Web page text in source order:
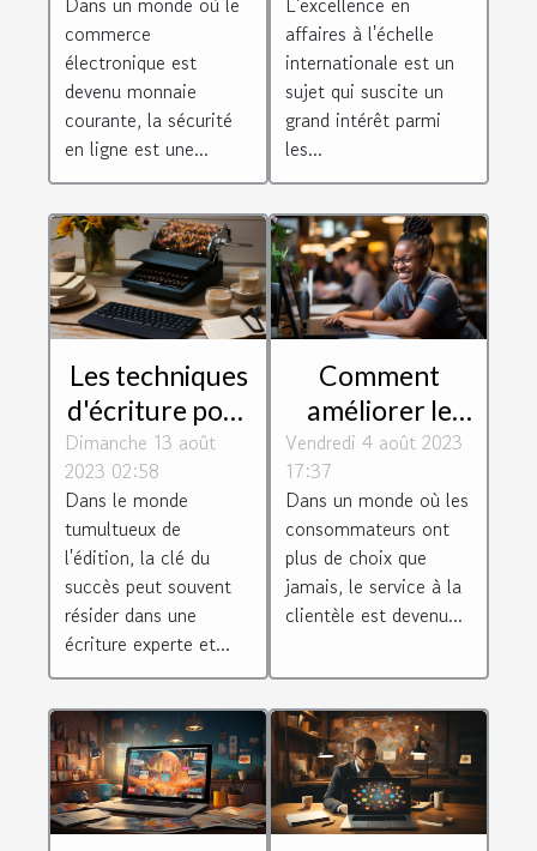
sécurisée
commerce
électronique est
devenu monnaie
courante, la sécurité
en ligne est une...
affaires à l'échelle
internationale est un
sujet qui suscite un
grand intérêt parmi
les...
Les techniques
d'écriture pour
un magazine
réussi
Dimanche 13 août
2023 02:58
Dans le monde
tumultueux de
l'édition, la clé du
succès peut souvent
résider dans une
écriture experte et...
Comment
améliorer le
service client
de votre
entreprise
Vendredi 4 août 2023
17:37
Dans un monde où les
consommateurs ont
plus de choix que
jamais, le service à la
clientèle est devenu...